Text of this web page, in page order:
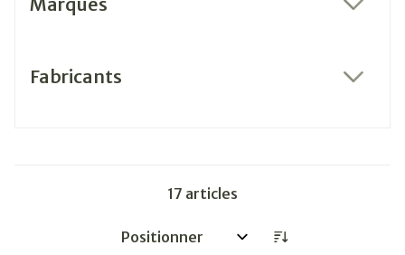
Fabricants
17 articles
Trier par: